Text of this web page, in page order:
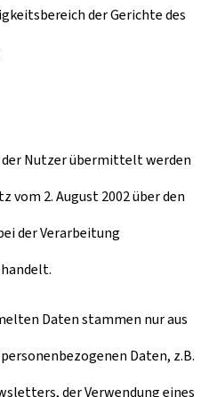
der Gerichte des
der Nutzer übermittelt werden
vom 2. August 2002 über den
der Verarbeitung
Daten stammen nur aus
Daten, z.B.
der Verwendung eines